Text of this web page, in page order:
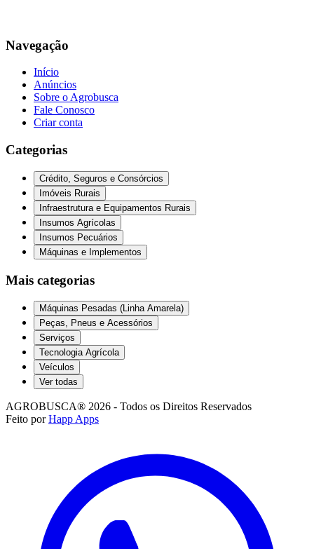
Navegação
Início
Anúncios
Sobre o Agrobusca
Fale Conosco
Criar conta
Categorias
Crédito, Seguros e Consórcios
Imóveis Rurais
Infraestrutura e Equipamentos Rurais
Insumos Agrícolas
Insumos Pecuários
Máquinas e Implementos
Mais categorias
Máquinas Pesadas (Linha Amarela)
Peças, Pneus e Acessórios
Serviços
Tecnologia Agrícola
Veículos
Ver todas
AGROBUSCA® 2026 - Todos os Direitos Reservados
Feito por Happ Apps